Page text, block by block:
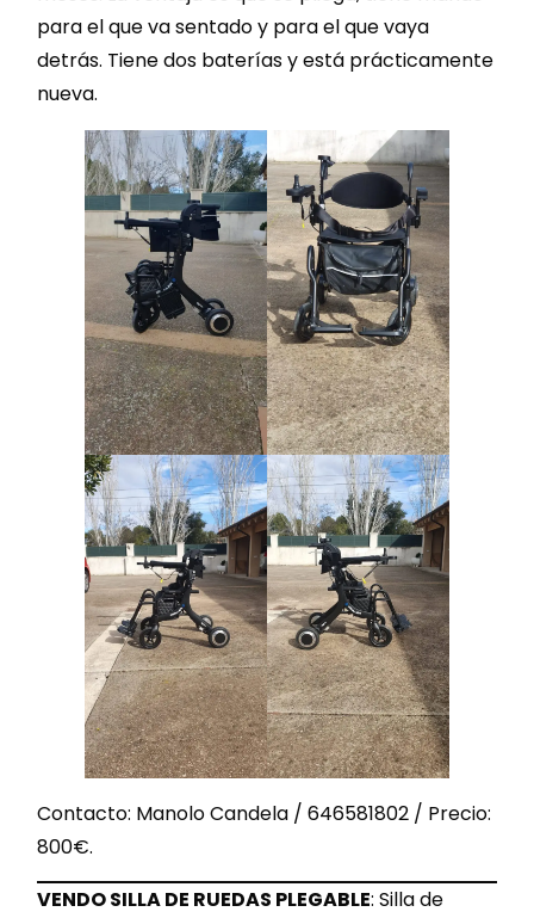
para el que va sentado y para el que vaya
detrás. Tiene dos baterías y está prácticamente
nueva.
Contacto: Manolo Candela / 646581802 / Precio:
800€.
VENDO SILLA DE RUEDAS PLEGABLE: Silla de